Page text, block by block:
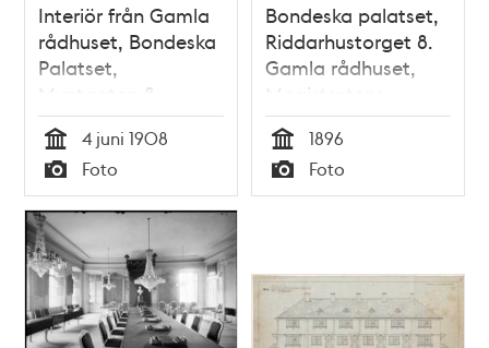
Interiör från Gamla
rådhuset, Bondeska
Palatset,
Myntgatan 8
Tid
4 juni 1908
Typ
Foto
Bondeska palatset,
Riddarhustorget 8.
Gamla rådhuset,
Magistratens
sessionssal
Tid
1896
Typ
Foto